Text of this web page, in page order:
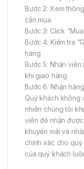
Bước 2: Xem
cần mua
Bước 3: Click
Bước 4: Kiểm tra
hàng
Bước 5: Nhân
khi giao hàng
Bước 6: Nhận hàng
Quý khách không
nhiên chúng tôi
viên để nhận
khuyến mãi và
chính xác cho quý
của quý khách